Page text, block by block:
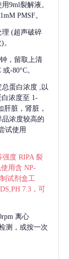
9ml裂解液。
PMSF。
理 (超声破碎
，留取上清
-80°C。
总蛋白浓度
,以
浓度至 1-
脏，肾脏，
浓度较高的
试使用
强度 RIPA 裂
用含 NP-
试剂盒工
7.3，可
离心
测，或按一次